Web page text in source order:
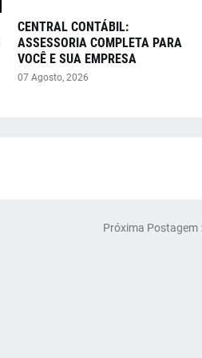
CENTRAL CONTÁBIL:
ASSESSORIA COMPLETA PARA
VOCÊ E SUA EMPRESA
07 Agosto, 2026
Próxima Postagem